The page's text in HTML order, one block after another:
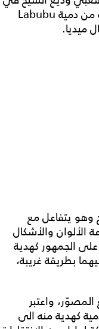
حفله الأخير في بيروت، مجموعة متنوعة من دمية Labubu
ميديا.
وهو يتفاعل مع
والأشكال
الجمهور كهدية
بطريقة غريبة،
واعتبر
كهدية منه الى